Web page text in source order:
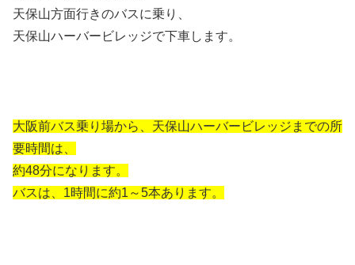
天保山方面行きのバスに乗り、
天保山ハーバービレッジで下車します。
大阪前バス乗り場から、天保山ハーバービレッジまでの所
要時間は、
約48分になります。
バスは、1時間に約1～5本あります。